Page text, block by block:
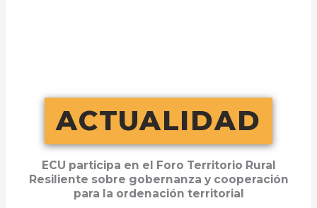
ACTUALIDAD
ECU participa en el Foro Territorio Rural
Resiliente sobre gobernanza y cooperación
para la ordenación territorial